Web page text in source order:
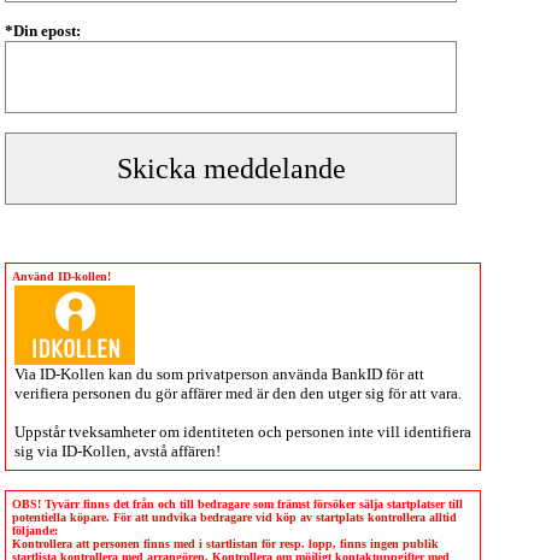
*Din epost:
Använd ID-kollen!
Via ID-Kollen kan du som privatperson använda BankID för att
verifiera personen du gör affärer med är den den utger sig för att vara.
Uppstår tveksamheter om identiteten och personen inte vill identifiera
sig via ID-Kollen , avstå affären!
OBS! Tyvärr finns det från och till bedragare som främst försöker sälja startplatser till
potentiella köpare. För att undvika bedragare vid köp av startplats kontrollera alltid
följande:
Kontrollera att personen finns med i startlistan för resp. lopp, finns ingen publik
startlista kontrollera med arrangören. Kontrollera om möjligt kontaktuppgifter med